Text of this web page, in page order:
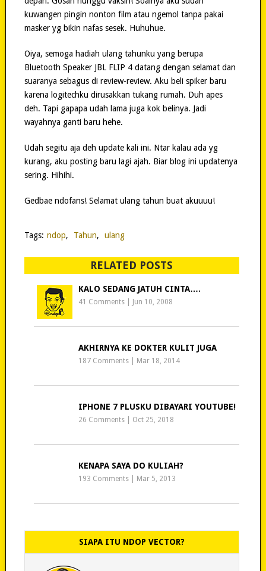
kuwangen pingin nonton film atau ngemol tanpa pakai
masker yg bikin nafas sesek. Huhuhue.
Oiya, semoga hadiah ulang tahunku yang berupa
Bluetooth Speaker JBL FLIP 4 datang dengan selamat dan
suaranya sebagus di review-review. Aku beli spiker baru
karena logitechku dirusakkan tukang rumah. Duh apes
deh. Tapi gapapa udah lama juga kok belinya. Jadi
wayahnya ganti baru hehe.
Udah segitu aja deh update kali ini. Ntar kalau ada yg
kurang, aku posting baru lagi ajah. Biar blog ini updatenya
sering. Hihihi.
Gedbae ndofans! Selamat ulang tahun buat akuuuu!
Tags: ndop, Tahun, ulang
RELATED POSTS
KALO SEDANG JATUH CINTA….
41 Comments Jun 10, 2008
AKHIRNYA KE DOKTER KULIT JUGA
187 Comments Mar 18, 2014
IPHONE 7 PLUSKU DIBAYARI YOUTUBE!
26 Comments Oct 25, 2018
KENAPA SAYA DO KULIAH?
193 Comments Mar 5, 2013
SIAPA ITU NDOP VECTOR?